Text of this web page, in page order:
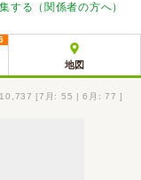
する（関係者の方へ）
地図
10,737 [7月: 55 | 6月: 77 ]